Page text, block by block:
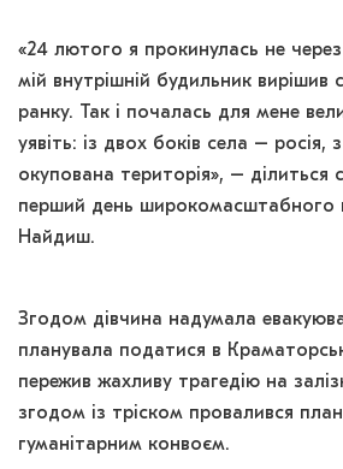
«24 лютого я прокинулась не
мій внутрішній будильник вирішив
ранку. Так і почалась для мене
уявіть: із двох боків села – росія,
окупована територія», – ділиться
перший день широкомасштабного
Найдиш.
Згодом дівчина надумала
планувала податися в
пережив жахливу трагедію на
згодом із тріском провалився план
гуманітарним конвоєм.